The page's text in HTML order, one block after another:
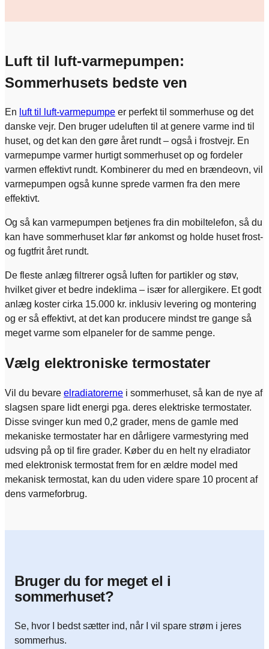
Luft til luft-varmepumpen:
Sommerhusets bedste ven
En luft til luft-varmepumpe er perfekt til sommerhuse og det
danske vejr. Den bruger udeluften til at genere varme ind til
huset, og det kan den gøre året rundt – også i frostvejr. En
varmepumpe varmer hurtigt sommerhuset op og fordeler
varmen effektivt rundt. Kombinerer du med en brændeovn, vil
varmepumpen også kunne sprede varmen fra den mere
effektivt.
Og så kan varmepumpen betjenes fra din mobiltelefon, så du
kan have sommerhuset klar før ankomst og holde huset frost-
og fugtfrit året rundt.
De fleste anlæg filtrerer også luften for partikler og støv,
hvilket giver et bedre indeklima – især for allergikere. Et godt
anlæg koster cirka 15.000 kr. inklusiv levering og montering
og er så effektivt, at det kan producere mindst tre gange så
meget varme som elpaneler for de samme penge.
Vælg elektroniske termostater
Vil du bevare elradiatorerne i sommerhuset, så kan de nye af
slagsen spare lidt energi pga. deres elektriske termostater.
Disse svinger kun med 0,2 grader, mens de gamle med
mekaniske termostater har en dårligere varmestyring med
udsving på op til fire grader. Køber du en helt ny elradiator
med elektronisk termostat frem for en ældre model med
mekanisk termostat, kan du uden videre spare 10 procent af
dens varmeforbrug.
Bruger du for meget el i
sommerhuset?
Se, hvor I bedst sætter ind, når I vil spare strøm i jeres
sommerhus.